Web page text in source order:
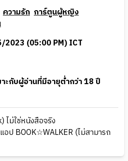
ความรัก การ์ตูนผู้หญิง
2023 (05:00 PM) ICT
าะกับผู้อ่านที่มีอายุต่ำกว่า 18 ปี
ไม่ใช่หนังสือจริง
ป BOOK☆WALKER (ไม่สามารถ